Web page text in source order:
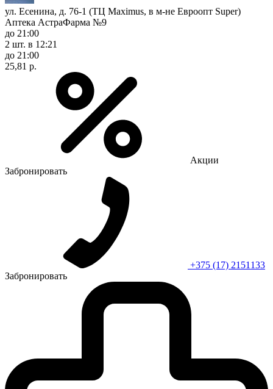
ул. Есенина, д. 76-1 (ТЦ Maximus, в м-не Евроопт Super)
Аптека АстраФарма №9
до 21:00
2 шт. в 12:21
до 21:00
25,81 р.
Акции
Забронировать
+375 (17) 2151133
Забронировать